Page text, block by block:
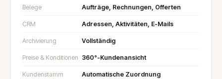
Belege Aufträge, Rechnungen, Offerten
CRM Adressen, Aktivitäten, E-Mails
Archivierung Vollständig
Preise & Konditionen 360°-Kundenansicht
Kundenstamm Automatische Zuordnung